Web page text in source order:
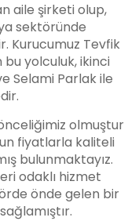
aile şirketi olup,
sektöründe
Kurucumuz Tevfik
bu yolculuk, ikinci
Selami Parlak ile
olmuştur
fiyatlarla kaliteli
bulunmaktayız.
odaklı hizmet
önde gelen bir